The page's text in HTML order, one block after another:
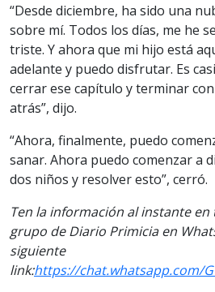
“Desde diciembre, ha sido una
sobre mí. Todos los días, me he
triste. Y ahora que mi hijo está
adelante y puedo disfrutar. Es
cerrar ese capítulo y terminar
atrás”, dijo.
“Ahora, finalmente, puedo
sanar. Ahora puedo comenzar a
dos niños y resolver esto”, cerró.
Ten la información al instante
grupo de Diario Primicia en
siguiente
link:https://chat.whatsapp.com/